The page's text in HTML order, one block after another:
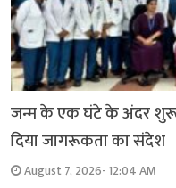
जन्म के एक घंटे के अंदर
दिया जागरूकता का संदेश
August 7, 2026- 12:04 AM